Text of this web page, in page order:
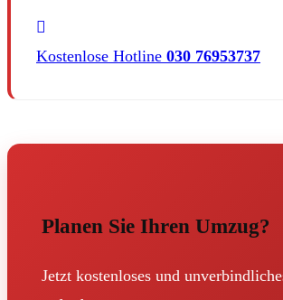
Kostenlose Hotline 030 76953737
Planen Sie Ihren Umzug?
Jetzt kostenloses und